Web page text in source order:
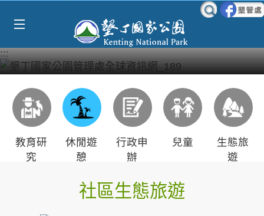
:::
教育研
究
休閒遊
憩
行政申
辦
兒童
生態旅
遊
社區生態旅遊